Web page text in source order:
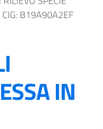
B19A90A2EF
IN